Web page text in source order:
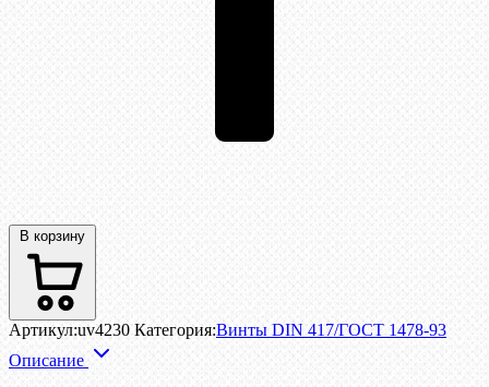
В корзину
Артикул:uv4230 Категория:Винты DIN 417/ГОСТ 1478-93
Описание